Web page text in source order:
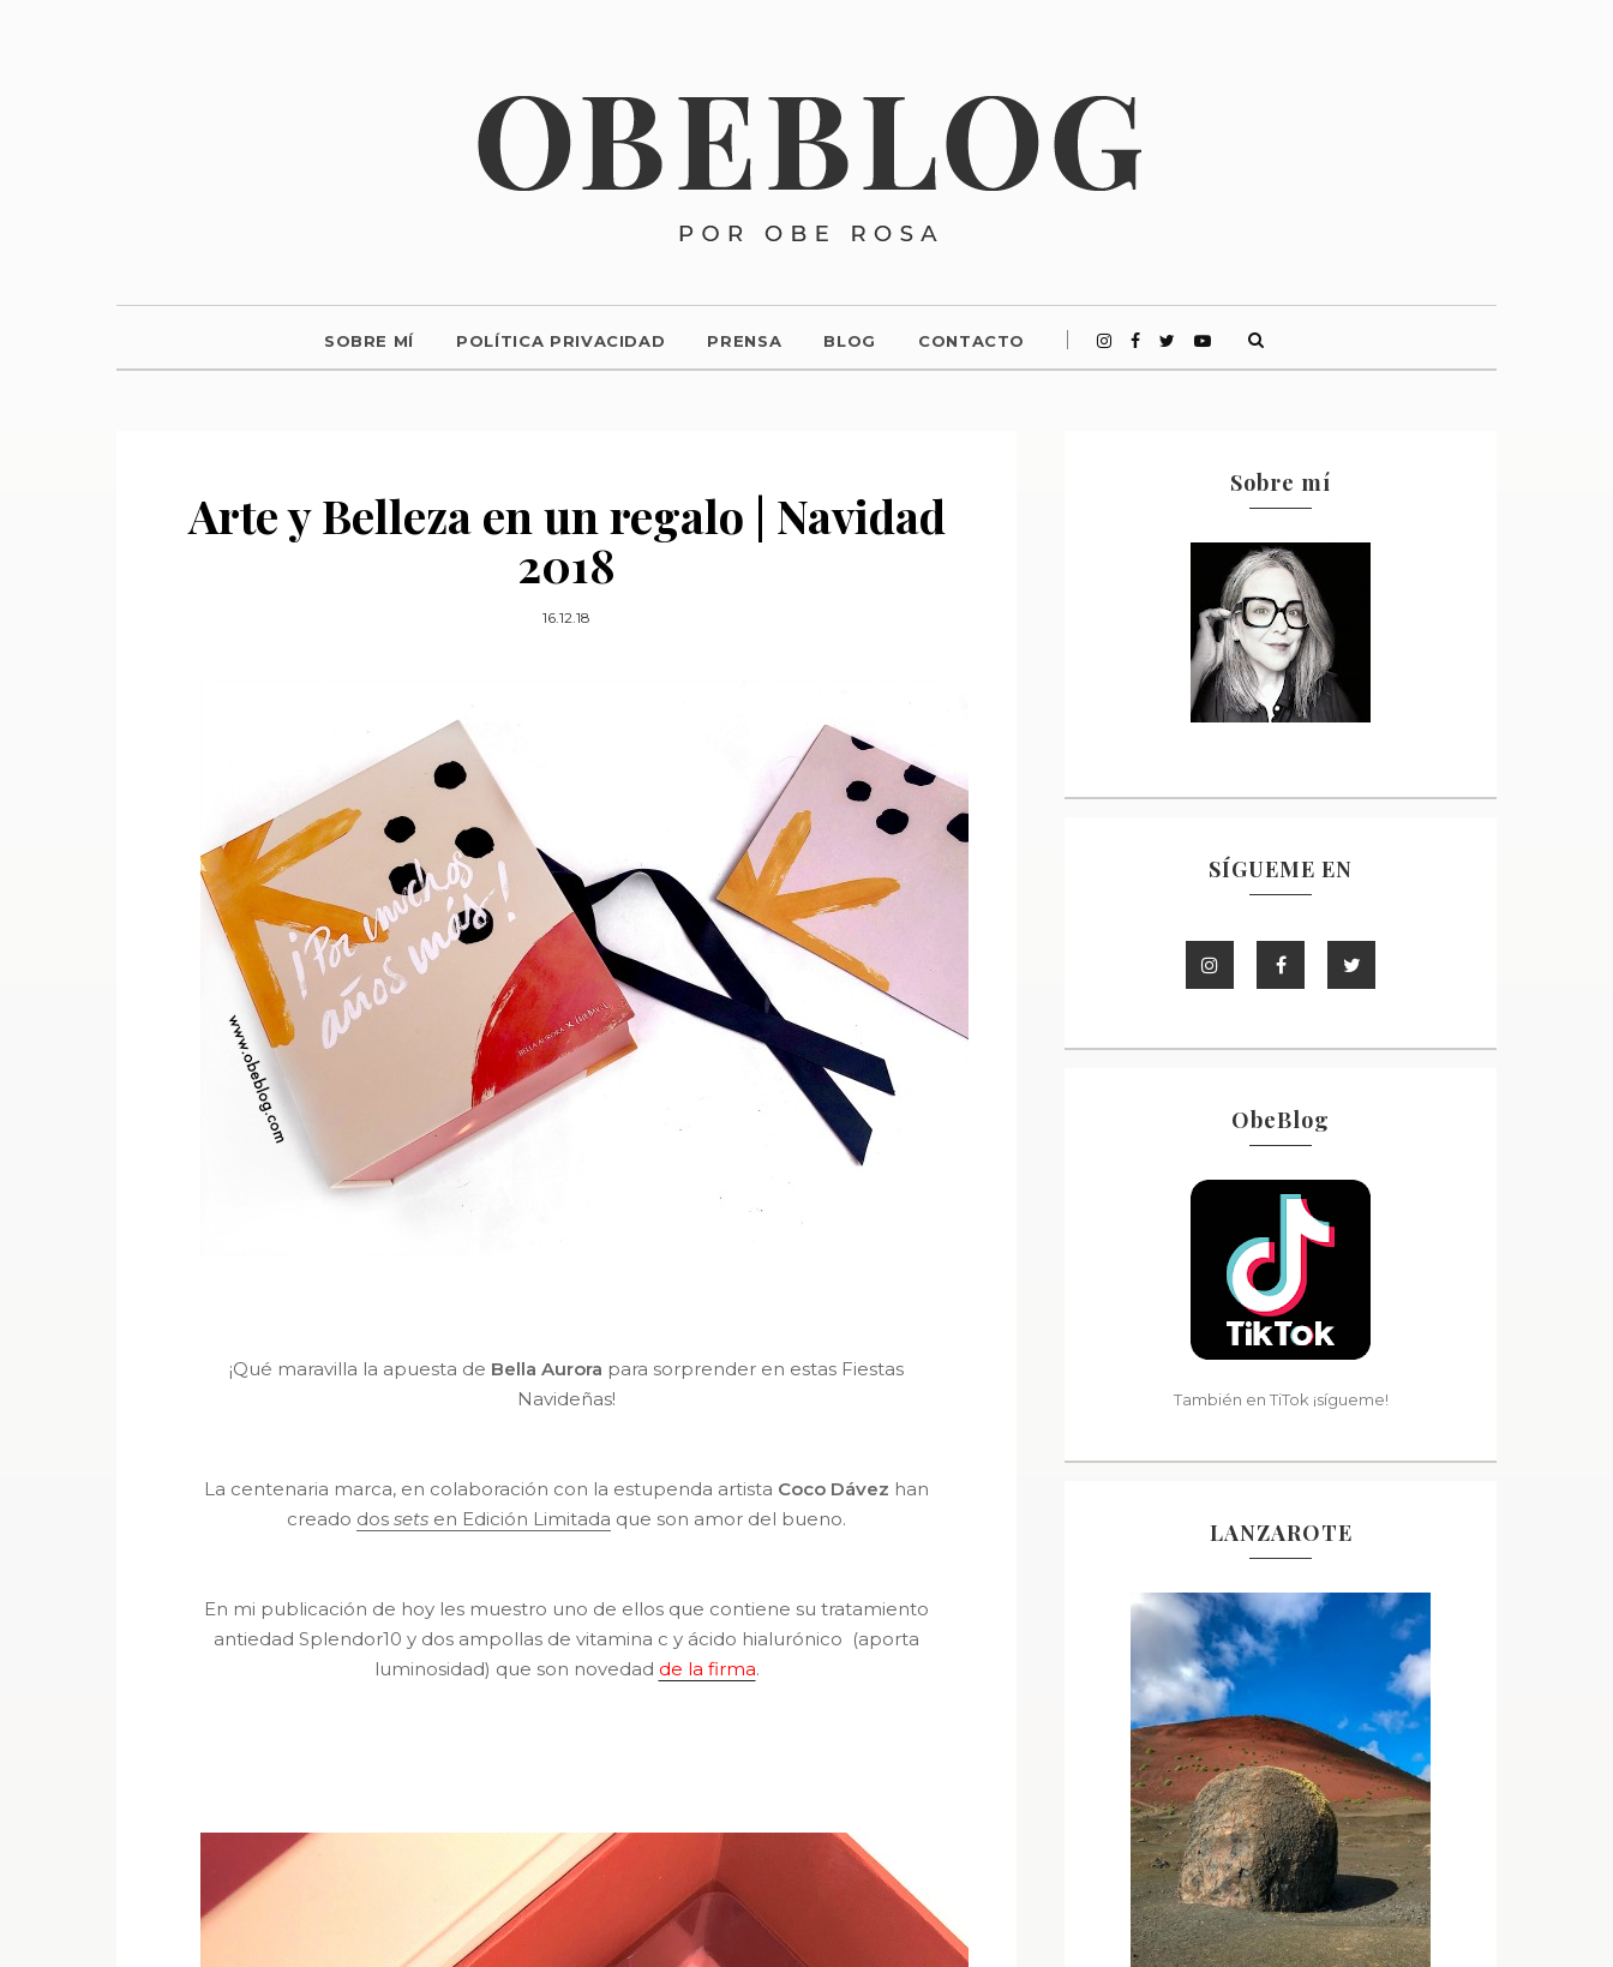
SOBRE MÍ POLÍTICA PRIVACIDAD PRENSA BLOG CONTACTO
Arte y Belleza en un regalo | Navidad
2018
16.12.18
¡Qué maravilla la apuesta de Bella Aurora para sorprender en estas Fiestas
Navideñas!
La centenaria marca, en colaboración con la estupenda artista Coco Dávez han
creado dos sets en Edición Limitada que son amor del bueno.
En mi publicación de hoy les muestro uno de ellos que contiene su tratamiento
antiedad Splendor10 y dos ampollas de vitamina c y ácido hialurónico (aporta
luminosidad) que son novedad de la firma.
Sobre mí
SÍGUEME EN
ObeBlog
También en TiTok ¡sígueme!
LANZAROTE